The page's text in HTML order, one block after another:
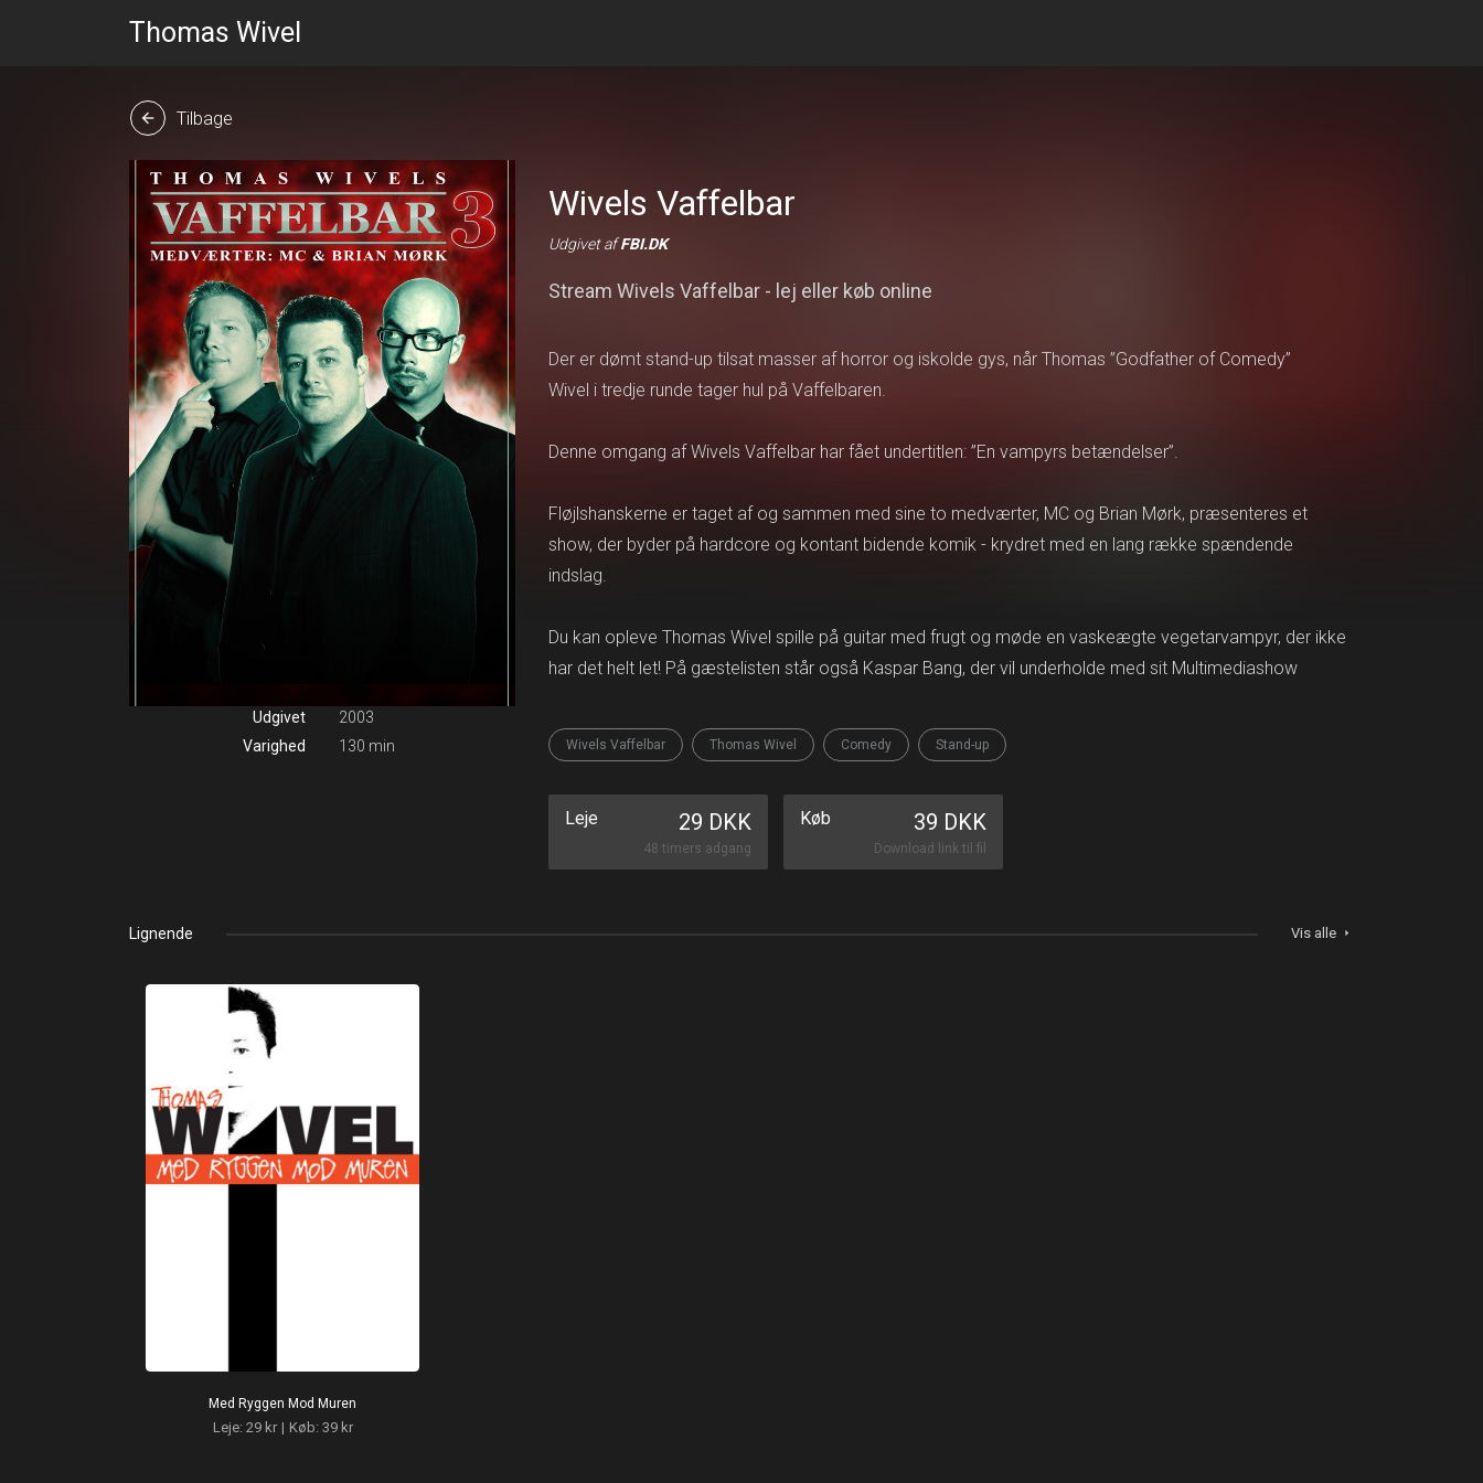
Thomas Wivel
arrow_back Tilbage
Udgivet
2003
Varighed
130 min
Wivels Vaffelbar
Udgivet afFBI.DK
Stream Wivels Vaffelbar - lej eller køb online
Der er dømt stand-up tilsat masser af horror og iskolde gys, når Thomas ”Godfather of Comedy”
Wivel i tredje runde tager hul på Vaffelbaren.
Denne omgang af Wivels Vaffelbar har fået undertitlen: ”En vampyrs betændelser”.
Fløjlshanskerne er taget af og sammen med sine to medværter, MC og Brian Mørk, præsenteres et
show, der byder på hardcore og kontant bidende komik - krydret med en lang række spændende
indslag.
Du kan opleve Thomas Wivel spille på guitar med frugt og møde en vaskeægte vegetarvampyr, der ikke
har det helt let! På gæstelisten står også Kaspar Bang, der vil underholde med sit Multimediashow
Wivels Vaffelbar Thomas Wivel Comedy Stand-up
Leje 29 DKK
48 timers adgang
Køb 39 DKK
Download link til fil
Lignende Vis alle arrow_right
Med Ryggen Mod Muren
Leje: 29 kr | Køb: 39 kr